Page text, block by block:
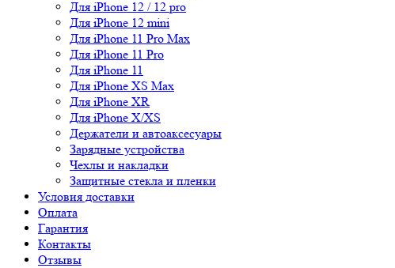
Для iPhone 12 / 12 pro
Для iPhone 12 mini
Для iPhone 11 Pro Max
Для iPhone 11 Pro
Для iPhone 11
Для iPhone XS Max
Для iPhone XR
Для iPhone X/XS
Держатели и автоаксесуары
Зарядные устройства
Чехлы и накладки
Защитные стекла и пленки
Условия доставки
Оплата
Гарантия
Контакты
Отзывы